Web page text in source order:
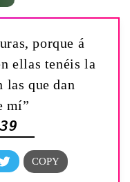
porque á
ellas tenéis la
las que dan
mí”